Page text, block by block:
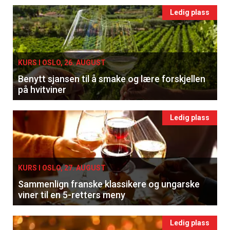
Ledig plass
KURS I OSLO, 26. AUGUST
Benytt sjansen til å smake og lære forskjellen
på hvitviner
Ledig plass
KURS I OSLO, 27. AUGUST
Sammenlign franske klassikere og ungarske
viner til en 5-retters meny
Ledig plass